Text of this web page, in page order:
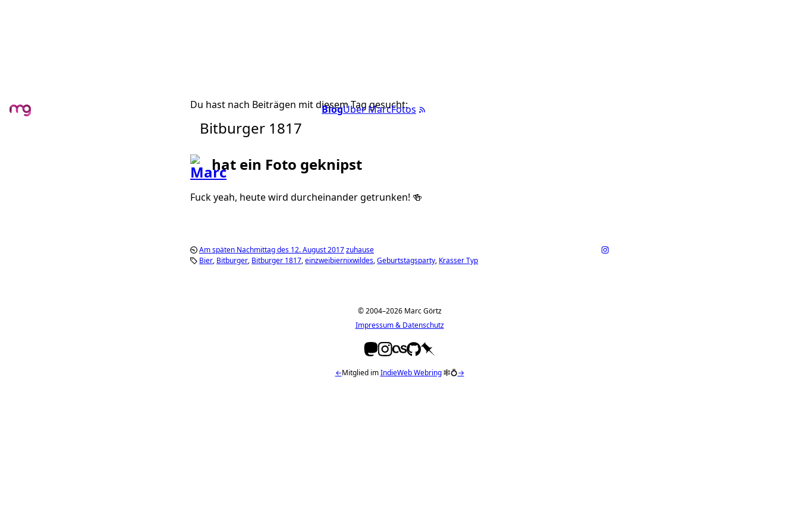
BlogÜber MarcFotos
Du hast nach Beiträgen mit diesem Tag gesucht:
Bitburger 1817
hat ein Foto geknipst
Fuck yeah, heute wird durcheinander getrunken! 🍻
Am späten Nachmittag des 12. August 2017zuhause
Bier Bitburger Bitburger 1817 einzweibiernixwildes Geburtstagsparty Krasser Typ
© 2004–2026 Marc Görtz
Impressum & Datenschutz
←Mitglied imIndieWeb Webring🕸💍→